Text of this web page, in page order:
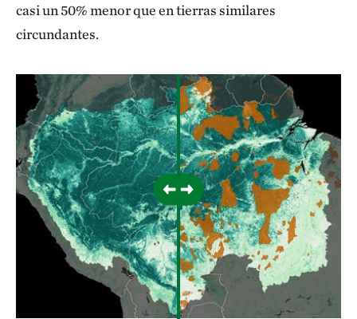
casi un 50% menor que en tierras similares
circundantes.